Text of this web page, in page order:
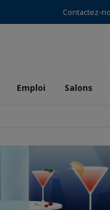
Contactez-
Emploi Salons